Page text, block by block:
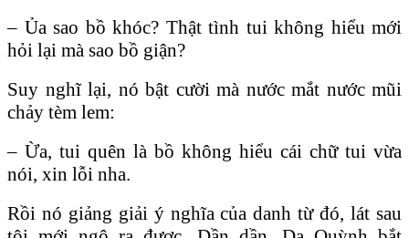
– Ủa sao bồ khóc? Thật tình tui không hiểu mới
hỏi lại mà sao bồ giận?
Suy nghĩ lại, nó bật cười mà nước mắt nước mũi
chảy tèm lem:
– Ừa, tui quên là bồ không hiểu cái chữ tui vừa
nói, xin lỗi nha.
Rồi nó giảng giải ý nghĩa của danh từ đó, lát sau